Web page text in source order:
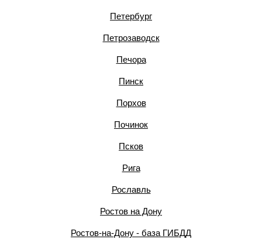
Петербург
Петрозаводск
Печора
Пинск
Порхов
Починок
Псков
Рига
Рославль
Ростов на Дону
Ростов-на-Дону - база ГИБДД